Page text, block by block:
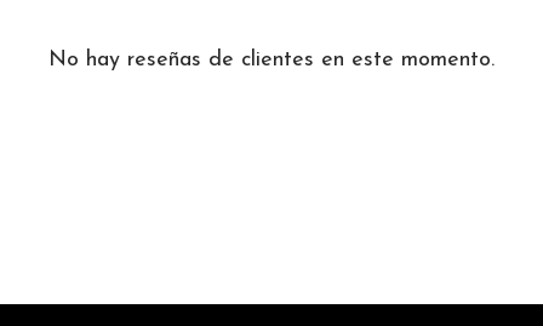
No hay reseñas de clientes en este momento.